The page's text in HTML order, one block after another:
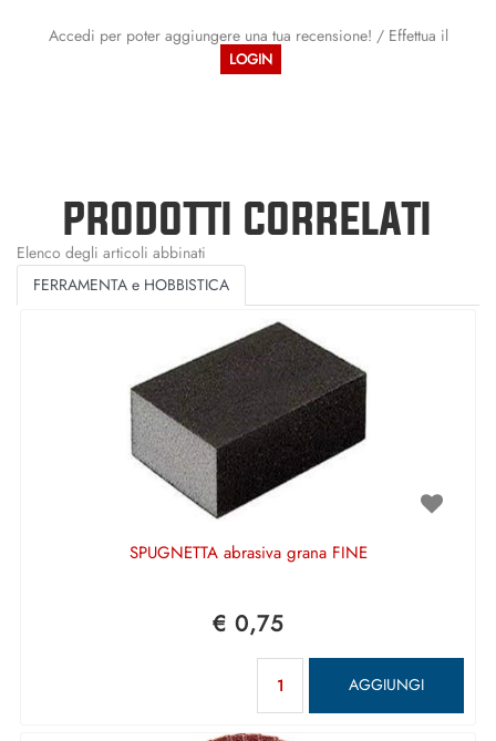
Accedi per poter aggiungere una tua recensione! / Effettua il
LOGIN
PRODOTTI CORRELATI
Elenco degli articoli abbinati
FERRAMENTA e HOBBISTICA
SPUGNETTA abrasiva grana FINE
€ 0,75
AGGIUNGI